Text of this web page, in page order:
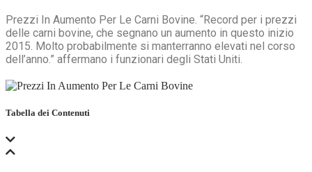
Prezzi In Aumento Per Le Carni Bovine. “Record per i prezzi
delle carni bovine, che segnano un aumento in questo inizio
2015. Molto probabilmente si manterranno elevati nel corso
dell’anno.” affermano i funzionari degli Stati Uniti.
Tabella dei Contenuti